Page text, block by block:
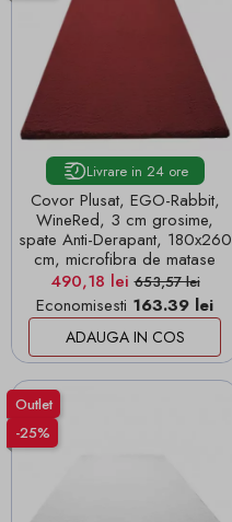
Livrare in 24 ore
Covor Plusat, EGO-Rabbit,
WineRed, 3 cm grosime,
spate Anti-Derapant, 180x260
cm, microfibra de matase
Pret
490,18 leiPret de baza
653,57 lei
Economisesti 163.39 lei
ADAUGA IN COS
Outlet
-25%